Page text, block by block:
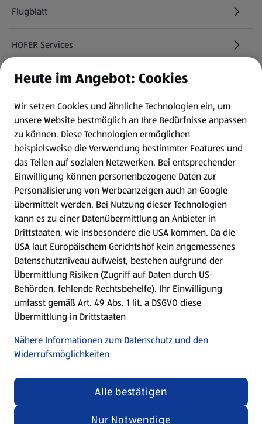
Flugblatt
HOFER Services
Newsletter
WhatsApp
Gewinnspiele
Mein HOFER. Meine Einkäufe.
Meine Meinung. Mein HOFER.
Gutscheingroßbestellung
(öffnet in einem neuen Tab)
Folge uns hier:
Jetzt die HOFER App downloaden
Datenschutz- und RichtlinienmenüSecurity Policy
(öffnet in einem neuen Tab)
Heute im Angebot: Cookies
Wir setzen Cookies und ähnliche Technologien ein, um
unsere Website bestmöglich an Ihre Bedürfnisse anpassen
zu können. Diese Technologien ermöglichen
beispielsweise die Verwendung bestimmter Features und
das Teilen auf sozialen Netzwerken. Bei entsprechender
Einwilligung können personenbezogene Daten zur
Personalisierung von Werbeanzeigen auch an Google
übermittelt werden. Bei Nutzung dieser Technologien
kann es zu einer Datenübermittlung an Anbieter in
Drittstaaten, wie insbesondere die USA kommen. Da die
USA laut Europäischem Gerichtshof kein angemessenes
Datenschutzniveau aufweist, bestehen aufgrund der
Übermittlung Risiken (Zugriff auf Daten durch US-
Behörden, fehlende Rechtsbehelfe). Ihr Einwilligung
umfasst gemäß Art. 49 Abs. 1 lit. a DSGVO diese
Übermittlung in Drittstaaten
Nähere Informationen zum Datenschutz und den
Widerrufsmöglichkeiten
Nur Notwendige
Alle bestätigen